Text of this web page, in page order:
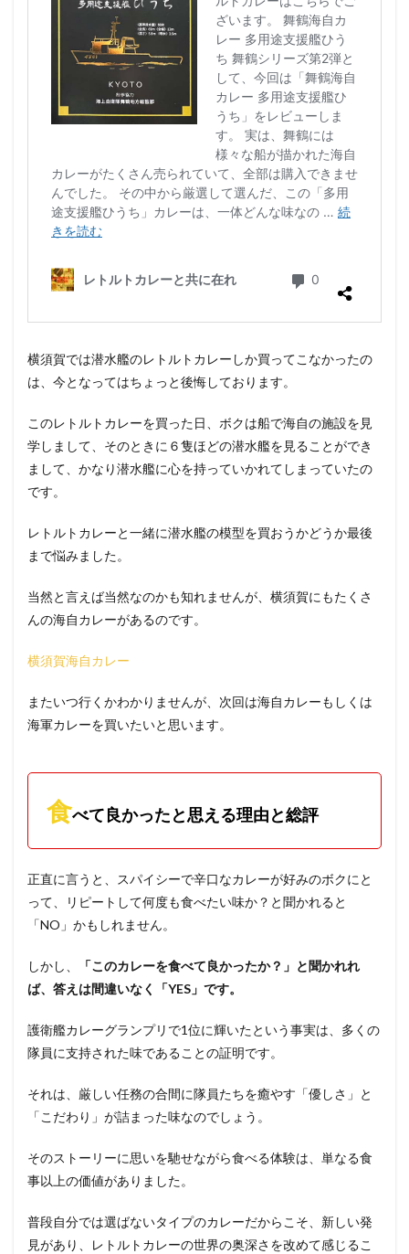
横須賀では潜水艦のレトルトカレーしか買ってこなかったの
は、今となってはちょっと後悔しております。
このレトルトカレーを買った日、ボクは船で海自の施設を見
学しまして、そのときに６隻ほどの潜水艦を見ることができ
まして、かなり潜水艦に心を持っていかれてしまっていたの
です。
レトルトカレーと一緒に潜水艦の模型を買おうかどうか最後
まで悩みました。
当然と言えば当然なのかも知れませんが、横須賀にもたくさ
んの海自カレーがあるのです。
横須賀海自カレー
またいつ行くかわかりませんが、次回は海自カレーもしくは
海軍カレーを買いたいと思います。
食べて良かったと思える理由と総評
正直に言うと、スパイシーで辛口なカレーが好みのボクにと
って、リピートして何度も食べたい味か？と聞かれると
「NO」かもしれません。
しかし、
「このカレーを食べて良かったか？」と聞かれれ
ば、答えは間違いなく「YES」です。
護衛艦カレーグランプリで1位に輝いたという事実は、多くの
隊員に支持された味であることの証明です。
それは、厳しい任務の合間に隊員たちを癒やす「優しさ」と
「こだわり」が詰まった味なのでしょう。
そのストーリーに思いを馳せながら食べる体験は、単なる食
事以上の価値がありました。
普段自分では選ばないタイプのカレーだからこそ、新しい発
見があり、レトルトカレーの世界の奥深さを改めて感じるこ